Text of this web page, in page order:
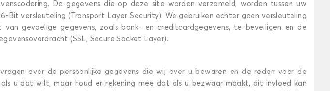
De gegevens die op deze site worden verzameld, worden tussen uw
versleuteling (Transport Layer Security). We gebruiken echter geen versleuteling
gevoelige gegevens, zoals bank- en creditcardgegevens, te beveiligen en de
(SSL, Secure Socket Layer).
over de persoonlijke gegevens die wij over u bewaren en de reden voor de
u dat wilt, maar houd er rekening mee dat als u bezwaar maakt, dit invloed kan